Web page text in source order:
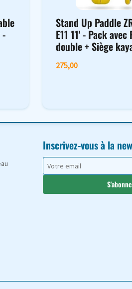
-
Stand Up Paddle
E11 11' - Pack avec
double + Siège
275,00
Inscrivez-vous à la